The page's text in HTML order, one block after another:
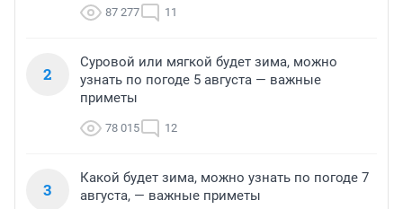
87 277 11
2
Суровой или мягкой будет зима, можно
узнать по погоде 5 августа — важные
приметы
78 015 12
3
Какой будет зима, можно узнать по погоде 7
августа, — важные приметы